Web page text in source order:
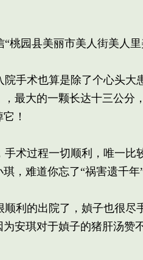
桃园县美丽市美人街美人
手术也算是除了个心头大
最大的一颗长达十三公
！
术过程一切顺利，唯一比
，难道你忘了“祸害遗千年
利的出院了，媜子也很尽
为安琪对于媜子的猪肝汤